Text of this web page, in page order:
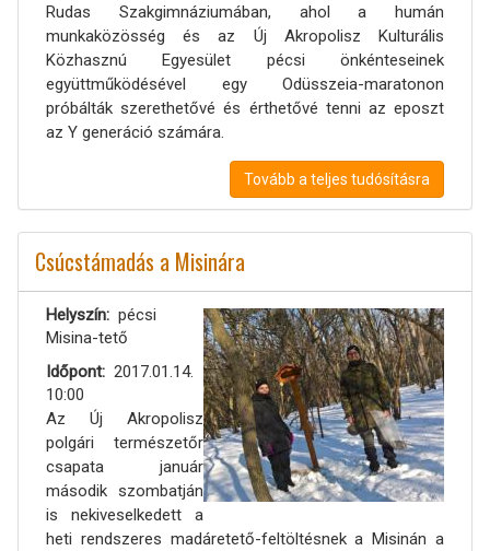
Rudas Szakgimnáziumában, ahol a humán
munkaközösség és az Új Akropolisz Kulturális
Közhasznú Egyesület pécsi önkénteseinek
együttműködésével egy Odüsszeia-maratonon
próbálták szerethetővé és érthetővé tenni az eposzt
az Y generáció számára.
Tovább a teljes tudósításra
Csúcstámadás a Misinára
Helyszín
pécsi
Misina-tető
Időpont
2017.01.14.
10:00
Az Új Akropolisz
polgári természetőr
csapata január
második szombatján
is nekiveselkedett a
heti rendszeres madáretető-feltöltésnek a Misinán a